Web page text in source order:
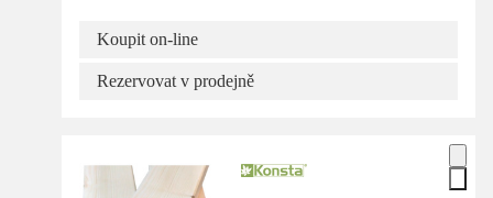
Koupit on-line
Rezervovat v prodejně